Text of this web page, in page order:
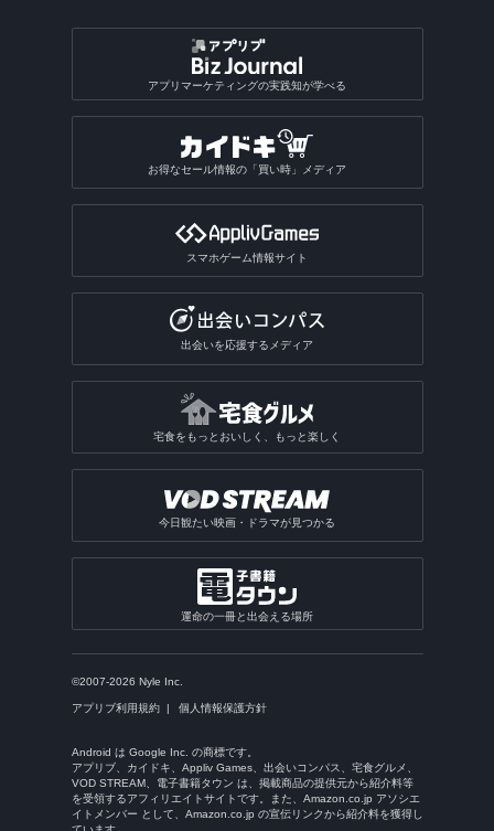
アプリマーケティングの実践知が学べる
お得なセール情報の「買い時」メディア
スマホゲーム情報サイト
出会いを応援するメディア
宅食をもっとおいしく、もっと楽しく
今日観たい映画・ドラマが見つかる
運命の一冊と出会える場所
©2007-2026 Nyle Inc.
アプリブ利用規約 個人情報保護方針
Android は Google Inc. の商標です。
アプリブ、カイドキ、Appliv Games、出会いコンパス、宅食グルメ、
VOD STREAM、電子書籍タウン は、掲載商品の提供元から紹介料等
を受領するアフィリエイトサイトです。また、Amazon.co.jp アソシエ
イトメンバー として、Amazon.co.jp の宣伝リンクから紹介料を獲得し